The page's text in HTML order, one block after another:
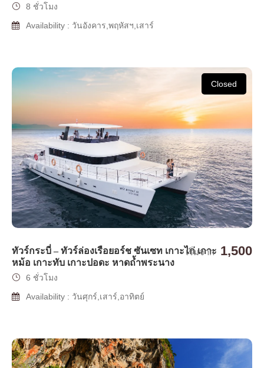
8 ชั่วโมง
Availability : วันอังคาร,พฤหัสฯ,เสาร์
Closed
ทัวร์กระบี่ – ทัวร์ล่องเรือยอร์ช ซันเซท เกาะไก่ เกาะ
หม้อ เกาะทับ เกาะปอดะ หาดถ้ำพระนาง
เริ่มจาก 1,500
6 ชั่วโมง
Availability : วันศุกร์,เสาร์,อาทิตย์